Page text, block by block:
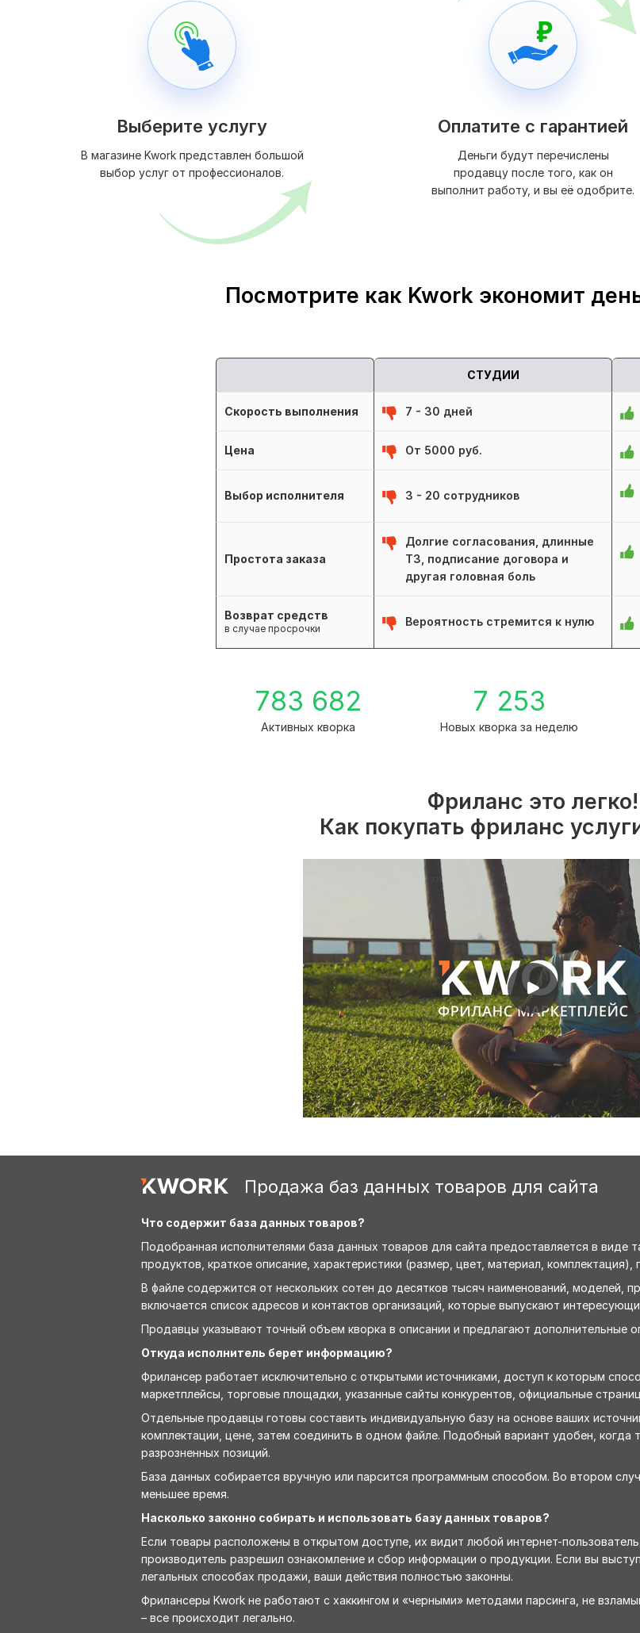
Выберите услугу
В магазине Kwork представлен большой
выбор услуг от профессионалов.
Оплатите с гарантией
Деньги будут перечислены
продавцу после того, как он
выполнит работу, и вы её одобрите.
Посмотрите как Kwork экономит
СТУДИИ
Скорость выполнения 7 - 30 дней
Цена От 5000 руб.
Выбор исполнителя 3 - 20 сотрудников
Простота заказа
Долгие согласования, длинные
ТЗ, подписание договора и
другая головная боль
Возврат средств
в случае просрочки
Вероятность стремится к нулю
783 682
Активных кворка
7 253
Новых кворка за неделю
Фриланс это легко!
Как покупать фриланс
Продажа баз данных товаров для сайта
Что содержит база данных товаров?
Подобранная исполнителями база данных товаров для сайта предоставляется в виде
продуктов, краткое описание, характеристики (размер, цвет, материал, комплектация),
В файле содержится от нескольких сотен до десятков тысяч наименований, моделей,
включается список адресов и контактов организаций, которые выпускают
Продавцы указывают точный объем кворка в описании и предлагают дополнительные
Откуда исполнитель берет информацию?
Фрилансер работает исключительно с открытыми источниками, доступ к которым
маркетплейсы, торговые площадки, указанные сайты конкурентов, официальные
Отдельные продавцы готовы составить индивидуальную базу на основе ваших
комплектации, цене, затем соединить в одном файле. Подобный вариант удобен, когда
разрозненных позиций.
База данных собирается вручную или парсится программным способом. Во втором
меньшее время.
Насколько законно собирать и использовать базу данных товаров?
Если товары расположены в открытом доступе, их видит любой интернет-
производитель разрешил ознакомление и сбор информации о продукции. Если вы
легальных способах продажи, ваши действия полностью законны.
Фрилансеры Kwork не работают с хаккингом и «черными» методами парсинга, не
– все происходит легально.